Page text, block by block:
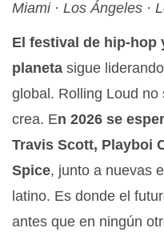
Miami · Los Ángeles ·
El festival de hip-hop
planeta sigue
global. Rolling Loud
crea. En 2026 se
Travis Scott, Playboi
Spice, junto a nuevas
latino. Es donde el
antes que en ningún